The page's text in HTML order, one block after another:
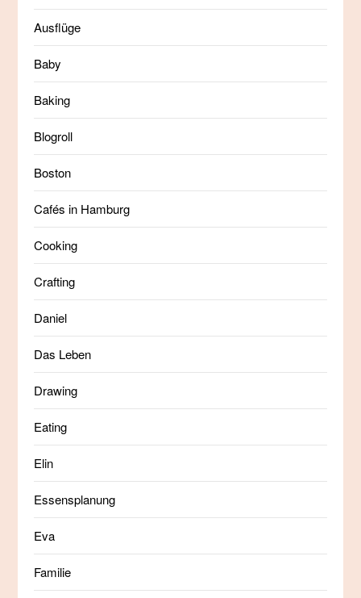
Ausflüge
Baby
Baking
Blogroll
Boston
Cafés in Hamburg
Cooking
Crafting
Daniel
Das Leben
Drawing
Eating
Elin
Essensplanung
Eva
Familie